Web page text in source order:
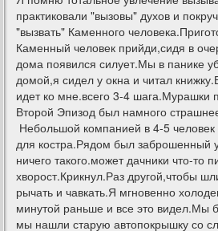
практиковали "вызовы" духов и
"вызвать" Каменного
Каменный человек прийди,сидя в
дома появился силует.Мы в панике
домой,я сидел у окна и читал
идет ко мне.всего 3-4 шага.Мурашки
Второй Эпизод был намного
Небольшой компанией в 4-5 человек
для костра.Рядом был заброшенный
ничего такого.может дачники что-то
хворост.Крикнул.Раз другой,чтобы
рычать и чавкать.Я мгновенно
минутой раньше и все это видел.Мы
мы нашли старую автопокрышку со